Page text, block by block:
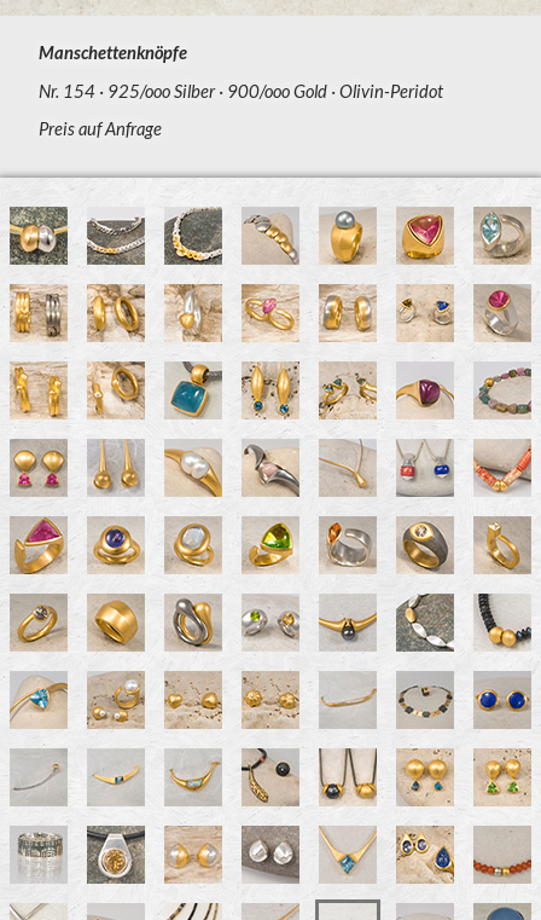
Manschettenknöpfe
Nr. 154
925/ooo Silber 900/ooo Gold Olivin-Peridot
Preis auf Anfrage